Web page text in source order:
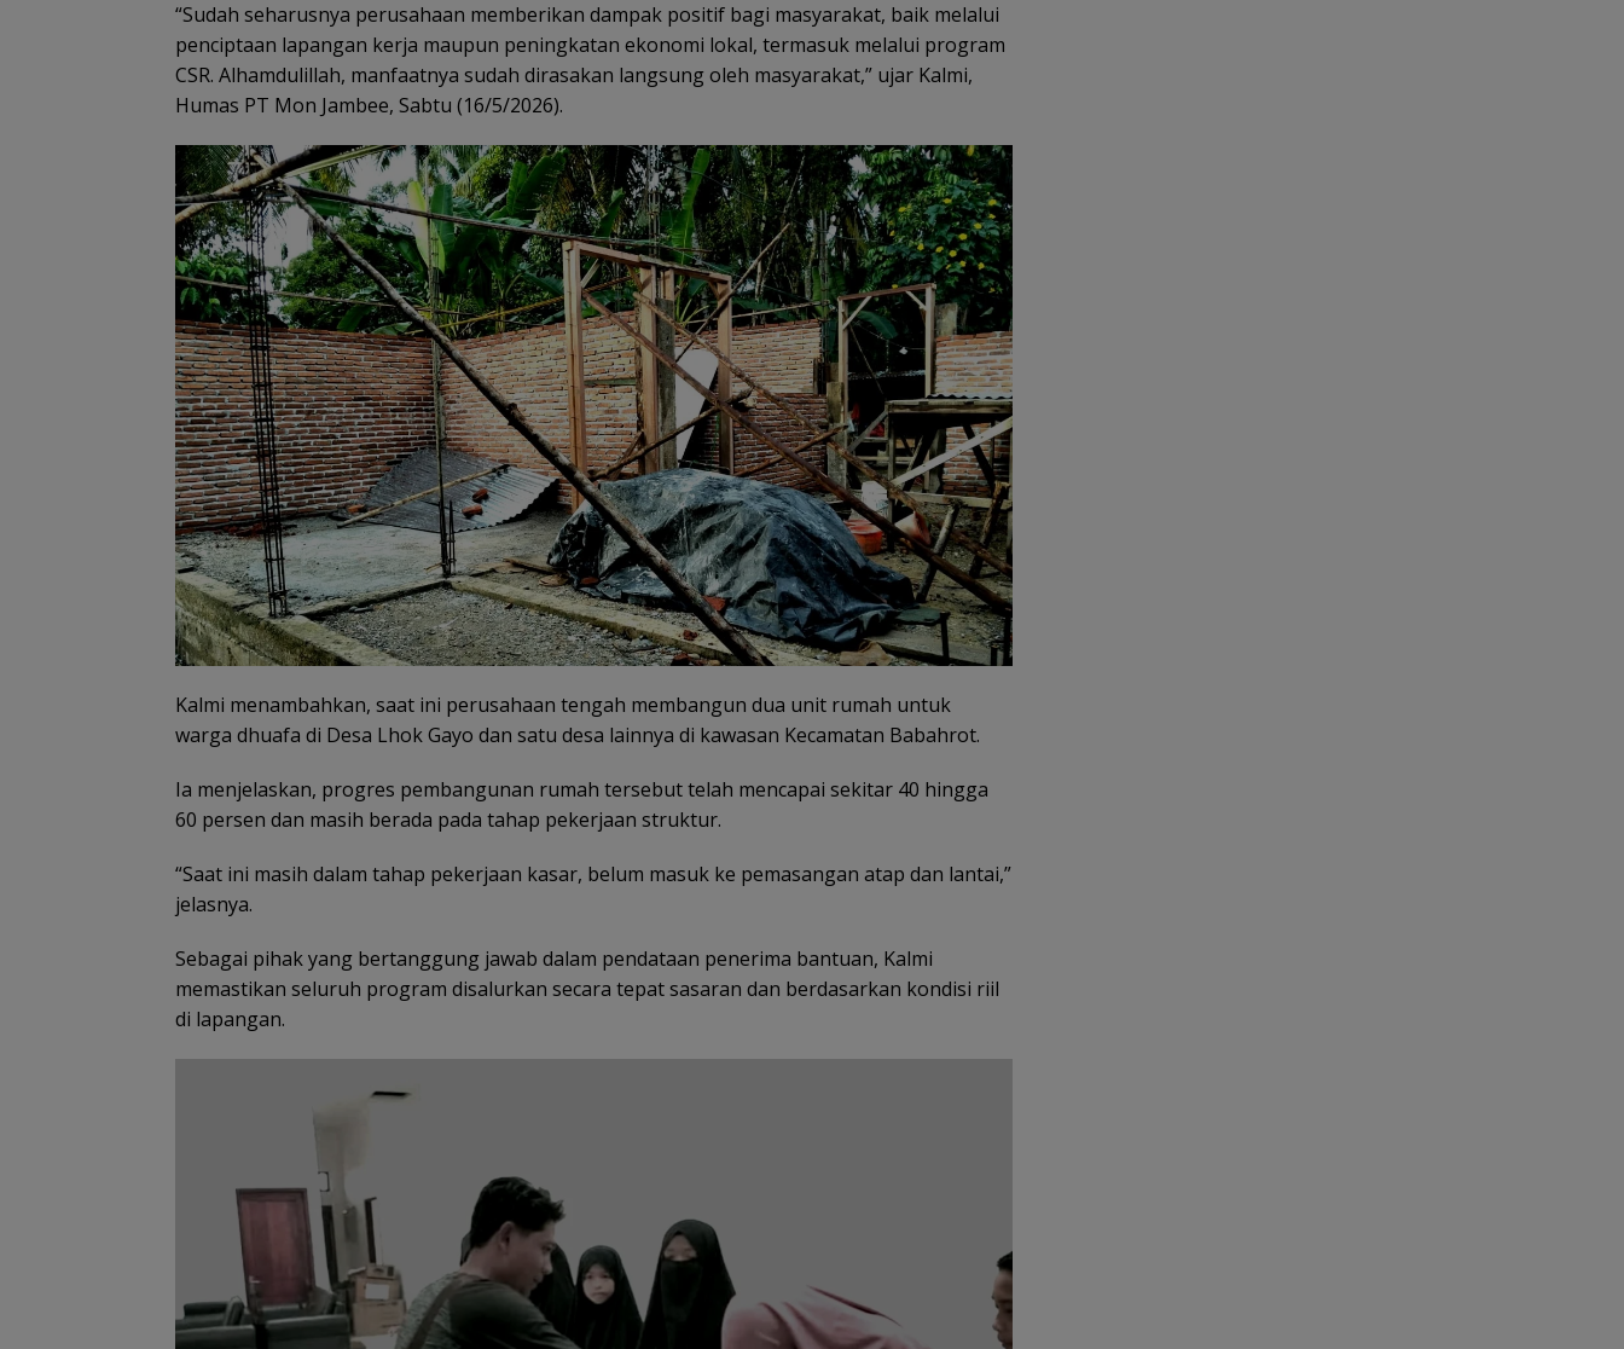
“Sudah seharusnya perusahaan memberikan dampak positif bagi masyarakat, baik melalui
penciptaan lapangan kerja maupun peningkatan ekonomi lokal, termasuk melalui program
CSR. Alhamdulillah, manfaatnya sudah dirasakan langsung oleh masyarakat,” ujar Kalmi,
Humas PT Mon Jambee, Sabtu (16/5/2026).
Kalmi menambahkan, saat ini perusahaan tengah membangun dua unit rumah untuk
warga dhuafa di Desa Lhok Gayo dan satu desa lainnya di kawasan Kecamatan Babahrot.
Ia menjelaskan, progres pembangunan rumah tersebut telah mencapai sekitar 40 hingga
60 persen dan masih berada pada tahap pekerjaan struktur.
“Saat ini masih dalam tahap pekerjaan kasar, belum masuk ke pemasangan atap dan lantai,”
jelasnya.
Sebagai pihak yang bertanggung jawab dalam pendataan penerima bantuan, Kalmi
memastikan seluruh program disalurkan secara tepat sasaran dan berdasarkan kondisi riil
di lapangan.